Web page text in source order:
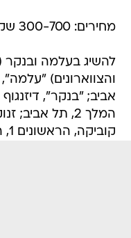
מחירים: 300-700 שקלים.
להשיג בעלמה ובנקר
קוביקה, הראשונים 1, הרצליה.